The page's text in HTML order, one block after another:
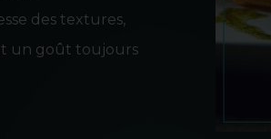
des textures,
un goût toujours